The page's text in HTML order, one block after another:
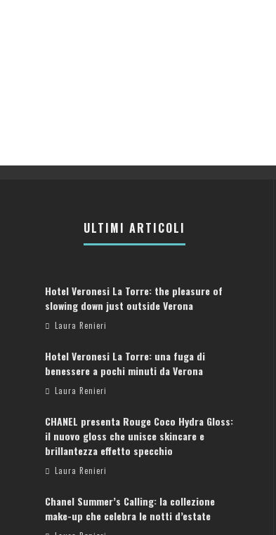
ULTIMI ARTICOLI
Hotel Veronesi La Torre: the pleasure of
slowing down just outside Verona
Laura Renieri
Hotel Veronesi La Torre: una fuga di
benessere a pochi minuti da Verona
Laura Renieri
CHANEL presenta Rouge Coco Hydra Gloss:
il nuovo gloss che unisce skincare e
brillantezza effetto specchio
Laura Renieri
Chanel Summer’s Calling: la collezione
make-up che celebra le notti d’estate
ATENE: GUIDA PER IL WEEKEND PERFETTO